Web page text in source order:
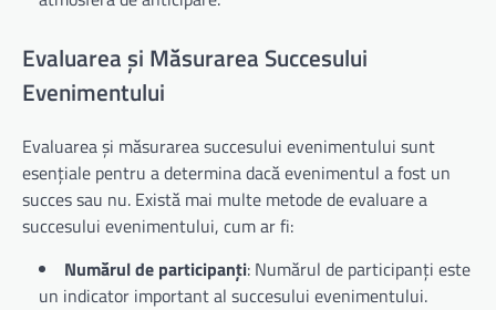
Evaluarea și Măsurarea Succesului
Evenimentului
Evaluarea și măsurarea succesului evenimentului sunt
esențiale pentru a determina dacă evenimentul a fost un
succes sau nu. Există mai multe metode de evaluare a
succesului evenimentului, cum ar fi:
Numărul de participanți: Numărul de participanți este
un indicator important al succesului evenimentului.